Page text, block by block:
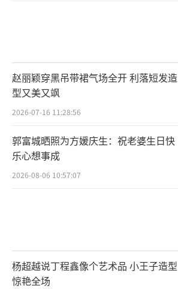
赵丽颖穿黑吊带裙气场全开 利落短发造
型又美又飒
2026-07-16 11:28:56
郭富城晒照为方媛庆生：祝老婆生日快
乐心想事成
2026-08-06 10:57:07
杨超越说丁程鑫像个艺术品 小王子造型
惊艳全场